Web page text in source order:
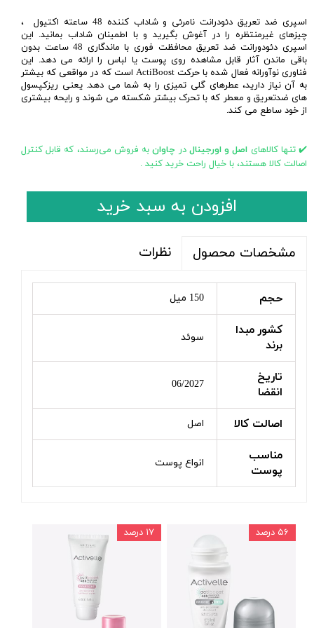
اسپری ضد تعریق دئودرانت نامرئی و شاداب کننده 48 ساعته اکتیول ،
چیزهای غیرمنتظره را در آغوش بگیرید و با اطمینان شاداب بمانید. این
اسپری دئودورانت ضد تعریق محافظت فوری با ماندگاری 48 ساعت بدون
باقی ماندن آثار قابل مشاهده روی پوست یا لباس را ارائه می دهد. این
فناوری نوآورانه فعال شده با حرکت ActiBoost است که در مواقعی که بیشتر
به آن نیاز دارید، عطرهای گلی تمیزی را به شما می دهد. یعنی ریزکپسول
های ضدتعریق و معطر که با تحرک بیشتر شکسته می شوند و رایحه بیشتری
از خود ساطع می کند.
✔️ تنها کالاهای اصل و اورجینال در چاوانبه فروش می‌رسند، که قابل کنترل
اصالت کالا هستند، با خیال راحت خرید کنید .
افزودن به سبد خرید
مشخصات محصول نظرات
حجم 150 میل
کشور مبدا
برند
سوئد
تاریخ
انقضا
06/2027
اصالت کالا اصل
مناسب
پوست
انواع پوست
۱۷ درصد ۵۶ درصد